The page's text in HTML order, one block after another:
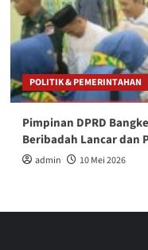
POLITIK & PEMERINTAHAN
Pimpinan DPRD
Beribadah Lancar dan
admin 10 Mei 2026